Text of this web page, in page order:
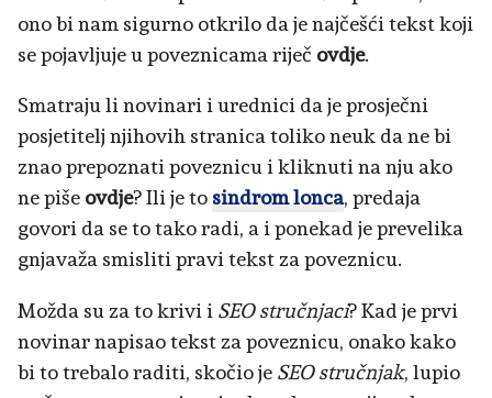
ono bi nam sigurno otkrilo da je najčešći tekst koji
se pojavljuje u poveznicama riječ ovdje.
Smatraju li novinari i urednici da je prosječni
posjetitelj njihovih stranica toliko neuk da ne bi
znao prepoznati poveznicu i kliknuti na nju ako
ne piše ovdje? Ili je to sindrom lonca, predaja
govori da se to tako radi, a i ponekad je prevelika
gnjavaža smisliti pravi tekst za poveznicu.
Možda su za to krivi i SEO stručnjaci? Kad je prvi
novinar napisao tekst za poveznicu, onako kako
bi to trebalo raditi, skočio je SEO stručnjak, lupio